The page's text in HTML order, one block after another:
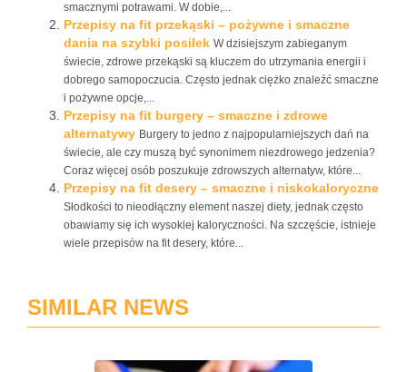
smacznymi potrawami. W dobie,...
Przepisy na fit przekąski – pożywne i smaczne
dania na szybki posiłek W dzisiejszym zabieganym
świecie, zdrowe przekąski są kluczem do utrzymania energii i
dobrego samopoczucia. Często jednak ciężko znaleźć smaczne
i pożywne opcje,...
Przepisy na fit burgery – smaczne i zdrowe
alternatywy Burgery to jedno z najpopularniejszych dań na
świecie, ale czy muszą być synonimem niezdrowego jedzenia?
Coraz więcej osób poszukuje zdrowszych alternatyw, które...
Przepisy na fit desery – smaczne i niskokaloryczne
Słodkości to nieodłączny element naszej diety, jednak często
obawiamy się ich wysokiej kaloryczności. Na szczęście, istnieje
wiele przepisów na fit desery, które...
SIMILAR NEWS